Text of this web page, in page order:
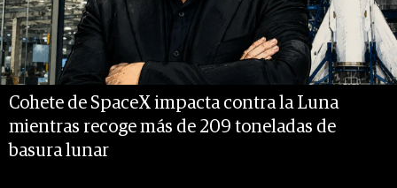
Cohete de SpaceX impacta contra la Luna
mientras recoge más de 209 toneladas de
basura lunar